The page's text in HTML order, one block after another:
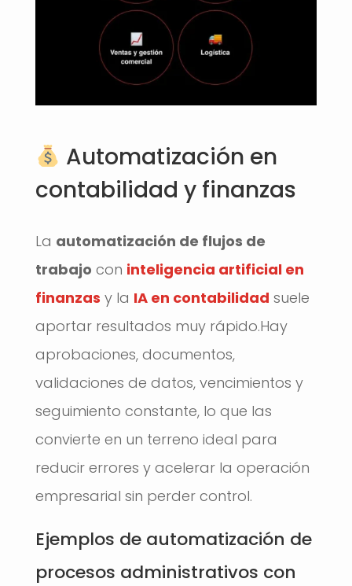
Automatización en
contabilidad y finanzas
La automatización de flujos de
trabajo con inteligencia artificial en
finanzas y la IA en contabilidad suele
aportar resultados muy rápido.Hay
aprobaciones, documentos,
validaciones de datos, vencimientos y
seguimiento constante, lo que las
convierte en un terreno ideal para
reducir errores y acelerar la operación
empresarial sin perder control.
Ejemplos de automatización de
procesos administrativos con